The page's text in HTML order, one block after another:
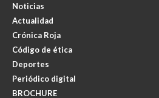
Noticias
Actualidad
Crónica Roja
Código de ética
Deportes
Periódico digital
BROCHURE